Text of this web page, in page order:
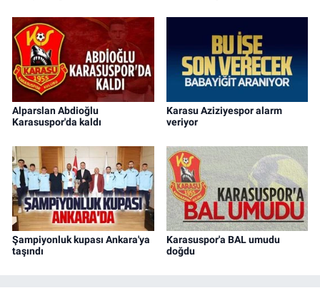
Alparslan Abdioğlu
Karasuspor'da kaldı
Karasu Aziziyespor alarm
veriyor
Şampiyonluk kupası Ankara'ya
taşındı
Karasuspor'a BAL umudu
doğdu